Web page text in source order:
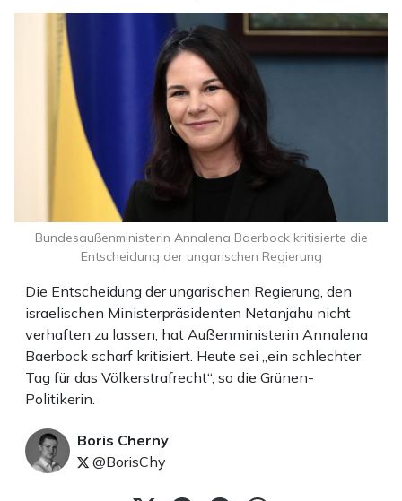
Die Entscheidung der ungarischen Regierung, den
israelischen Ministerpräsidenten Netanjahu nicht
verhaften zu lassen, hat Außenministerin Annalena
Baerbock scharf kritisiert. Heute sei „ein schlechter
Tag für das Völkerstrafrecht“, so die Grünen-
Politikerin.
Boris Cherny
@BorisChy
Bundesaußenministerin Annalena Baerbock kritisierte die
Entscheidung der ungarischen Regierung